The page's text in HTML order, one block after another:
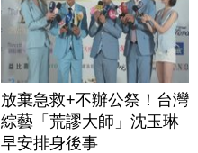
放棄急救+不辦公祭！台灣
綜藝「荒謬大師」沈玉琳
早安排身後事